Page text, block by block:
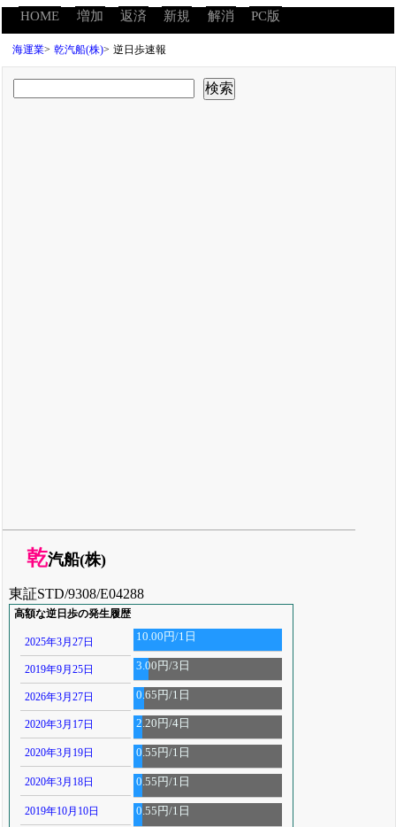
HOME 増加 返済 新規 解消 PC版
海運業> 乾汽船(株)> 逆日歩速報
乾汽船(株)
東証STD/9308/E04288
高額な逆日歩の発生履歴
2025年3月27日 10.00円/1日
2019年9月25日 3.00円/3日
2026年3月27日 0.65円/1日
2020年3月17日 2.20円/4日
2020年3月19日 0.55円/1日
2020年3月18日 0.55円/1日
2019年10月10日 0.55円/1日